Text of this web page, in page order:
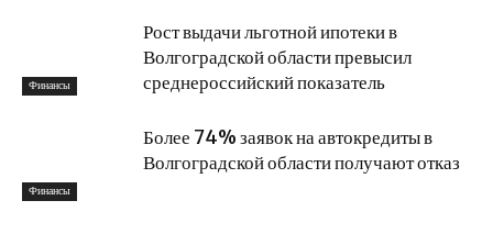
Финансы
Рост выдачи льготной ипотеки в
Волгоградской области превысил
среднероссийский показатель
Финансы
Более 74% заявок на автокредиты в
Волгоградской области получают отказ